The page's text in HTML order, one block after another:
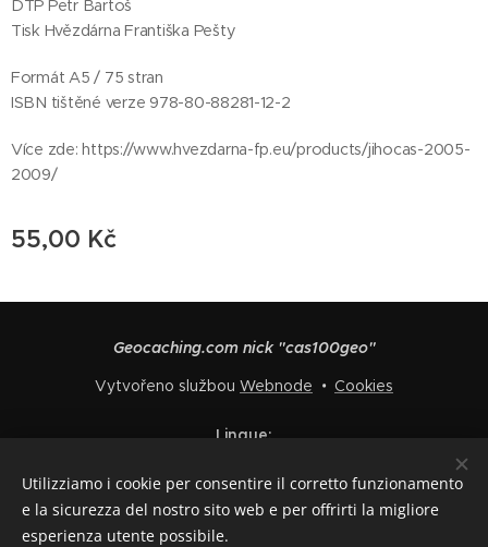
DTP Petr Bartoš
Tisk Hvězdárna Františka Pešty
Formát A5 / 75 stran
ISBN tištěné verze 978-80-88281-12-2
Více zde: https://www.hvezdarna-fp.eu/products/jihocas-2005-
2009/
55,00 Kč
Geocaching.com nick "cas100geo"
Vytvořeno službou Webnode Cookies
Lingue
Italiano
Utilizziamo i cookie per consentire il corretto funzionamento
e la sicurezza del nostro sito web e per offrirti la migliore
esperienza utente possibile.